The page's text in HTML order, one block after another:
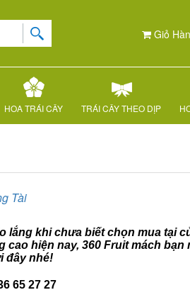
Giỏ
HOA TRÁI CÂY TRÁI CÂY THEO DỊP
Tài
lắng khi chưa biết chọn mua tại
hiện nay, 360 Fruit mách
đây nhé!
65 27 27